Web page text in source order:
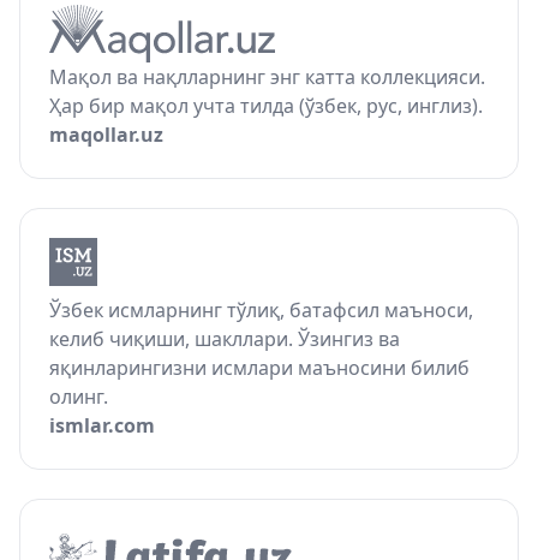
Мақол ва нақлларнинг энг катта коллекцияси.
Ҳар бир мақол учта тилда (ўзбек, рус, инглиз).
maqollar.uz
Ўзбек исмларнинг тўлиқ, батафсил маъноси,
келиб чиқиши, шакллари. Ўзингиз ва
яқинларингизни исмлари маъносини билиб
олинг.
ismlar.com